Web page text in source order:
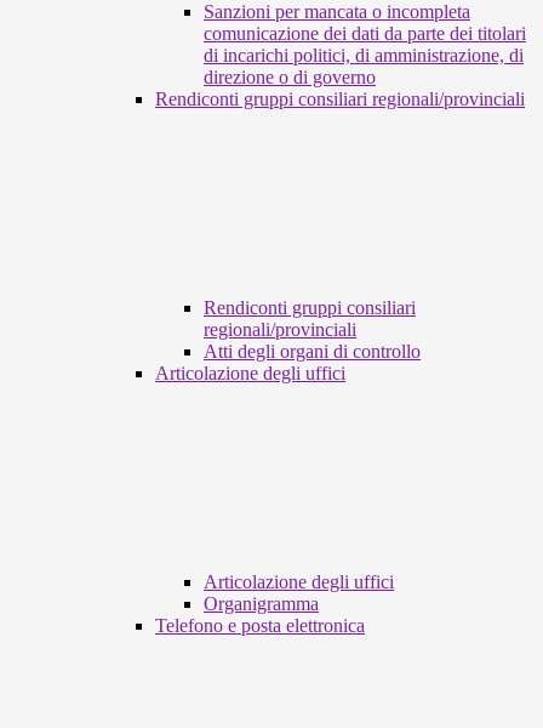
Sanzioni per mancata o incompleta
comunicazione dei dati da parte dei titolari
di incarichi politici, di amministrazione, di
direzione o di governo
Rendiconti gruppi consiliari regionali/provinciali
Rendiconti gruppi consiliari
regionali/provinciali
Atti degli organi di controllo
Articolazione degli uffici
Articolazione degli uffici
Organigramma
Telefono e posta elettronica